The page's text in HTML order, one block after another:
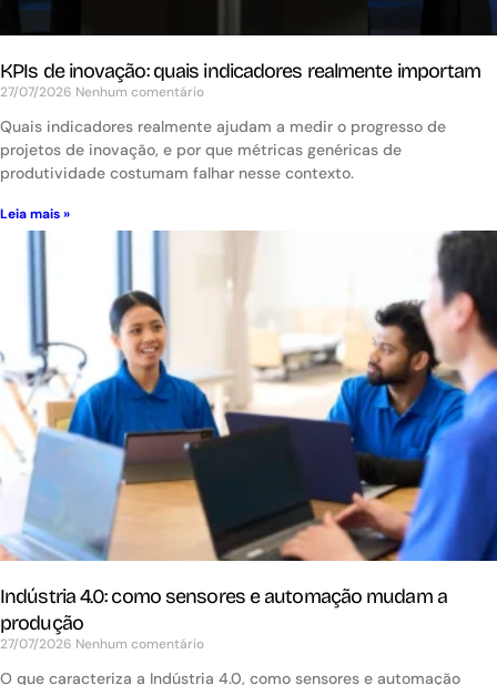
KPIs de inovação: quais indicadores realmente importam
27/07/2026 Nenhum comentário
Quais indicadores realmente ajudam a medir o progresso de
projetos de inovação, e por que métricas genéricas de
produtividade costumam falhar nesse contexto.
Leia mais »
Indústria 4.0: como sensores e automação mudam a
produção
27/07/2026 Nenhum comentário
O que caracteriza a Indústria 4.0, como sensores e automação